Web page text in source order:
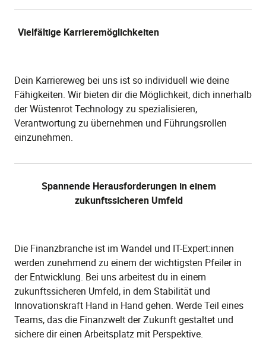
Vielfältige Karrieremöglichkeiten
Dein Karriereweg bei uns ist so individuell wie deine
Fähigkeiten. Wir bieten dir die Möglichkeit, dich innerhalb
der Wüstenrot Technology zu spezialisieren,
Verantwortung zu übernehmen und Führungsrollen
einzunehmen.
Spannende Herausforderungen in einem
zukunftssicheren Umfeld
Die Finanzbranche ist im Wandel und IT-Expert:innen
werden zunehmend zu einem der wichtigsten Pfeiler in
der Entwicklung. Bei uns arbeitest du in einem
zukunftssicheren Umfeld, in dem Stabilität und
Innovationskraft Hand in Hand gehen. Werde Teil eines
Teams, das die Finanzwelt der Zukunft gestaltet und
sichere dir einen Arbeitsplatz mit Perspektive.